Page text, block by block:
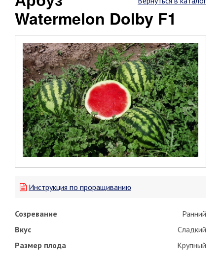
Watermelon Dolby F1
Инструкция по проращиванию
Созревание
Ранний
Вкус
Сладкий
Размер плода
Крупный